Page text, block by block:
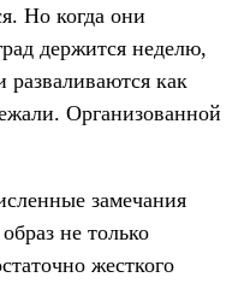
Но когда они
держится неделю,
как
Организованной
замечания
не только
жесткого